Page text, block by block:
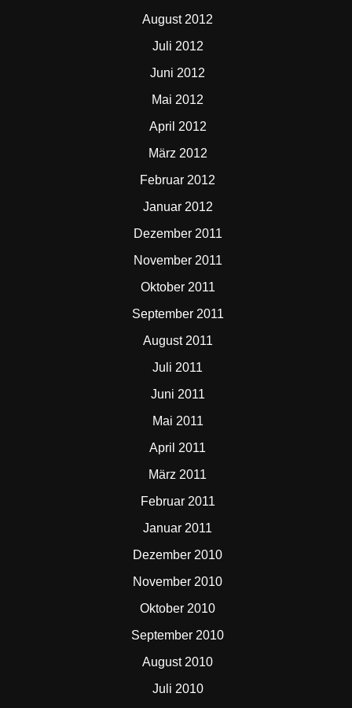
August 2012
Juli 2012
Juni 2012
Mai 2012
April 2012
März 2012
Februar 2012
Januar 2012
Dezember 2011
November 2011
Oktober 2011
September 2011
August 2011
Juli 2011
Juni 2011
Mai 2011
April 2011
März 2011
Februar 2011
Januar 2011
Dezember 2010
November 2010
Oktober 2010
September 2010
August 2010
Juli 2010